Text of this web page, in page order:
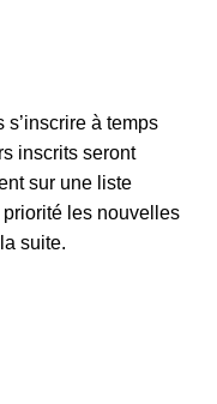
s’inscrire à temps
inscrits seront
sur une liste
priorité les nouvelles
suite.